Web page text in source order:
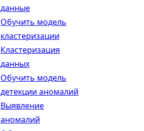
данные
Обучить модель
кластеризации
Кластеризация
данных
Обучить модель
детекции аномалий
Выявление
аномалий